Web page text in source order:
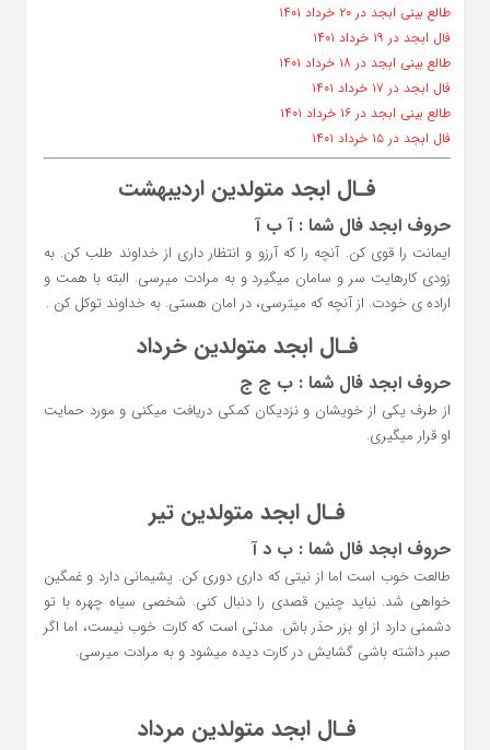
طالع بینی ابجد در ۲۰ خرداد ۱۴۰۱
فال ابجد در ۱۹ خرداد ۱۴۰۱
طالع بینی ابجد در ۱۸ خرداد ۱۴۰۱
فال ابجد در ۱۷ خرداد ۱۴۰۱
طالع بینی ابجد در ۱۶ خرداد ۱۴۰۱
فال ابجد در ۱۵ خرداد ۱۴۰۱
فـال ابجد متولدین اردیبهشت
حروف ابجد فال شما : آ ب آ
ایمانت را قوی کن. آنچه را که آرزو و انتظار داری از خداوند طلب کن. به
زودی کارهایت سر و سامان میگیرد و به مرادت میرسی. البته با همت و
اراده ی خودت. از آنچه که میترسی، در امان هستی. به خداوند توکل کن .
فـال ابجد متولدین خرداد
حروف ابجد فال شما : ب ج ج
از طرف یکی از خویشان و نزدیکان کمکی دریافت میکنی و مورد حمایت
او قرار میگیری.
فـال ابجد متولدین تیر
حروف ابجد فال شما : ب د آ
طالعت خوب است اما از نیتی که داری دوری کن. پشیمانی دارد و غمگین
خواهی شد. نباید چنین قصدی را دنبال کنی. شخصی سیاه چهره با تو
دشمنی دارد از او بزر حذر باش. مدتی است که کارت خوب نیست، اما اگر
صبر داشته باشی گشایش در کارت دیده میشود و به مرادت میرسی.
فـال ابجد متولدین مرداد